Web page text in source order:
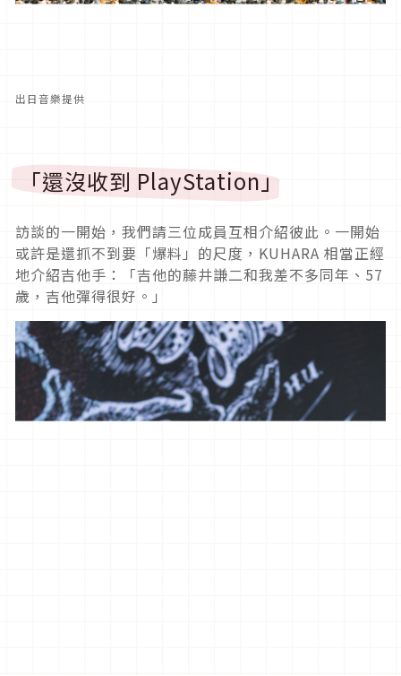
出日音樂提供
「還沒收到 PlayStation」
訪談的一開始，我們請三位成員互相介紹彼此。一開始
或許是還抓不到要「爆料」的尺度，KUHARA 相當正經
地介紹吉他手：「吉他的藤井謙二和我差不多同年、57
歲，吉他彈得很好。」